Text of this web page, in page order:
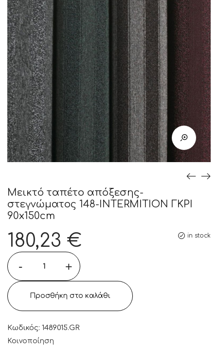
Μεικτό ταπέτο απόξεσης-
στεγνώματος 148-INTERMITION ΓΚΡΙ
90x150cm
in stock
180,23 €
- +
Προσθήκη στο καλάθι
Κωδικός: 1489015.GR
Κοινοποίηση